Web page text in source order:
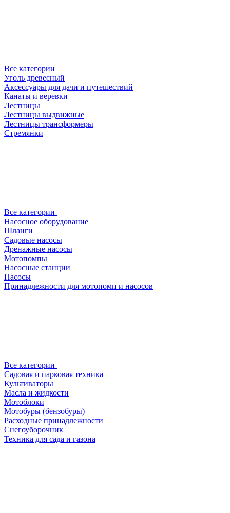
Все категории
Уголь древесный
Аксессуары для дачи и путешествий
Канаты и веревки
Лестницы
Лестницы выдвижные
Лестницы трансформеры
Стремянки
Все категории
Насосное оборудование
Шланги
Садовые насосы
Дренажные насосы
Мотопомпы
Насосные станции
Насосы
Принадлежности для мотопомп и насосов
Все категории
Садовая и парковая техника
Культиваторы
Масла и жидкости
Мотоблоки
Мотобуры (бензобуры)
Расходные принадлежности
Снегоуборочник
Техника для сада и газона